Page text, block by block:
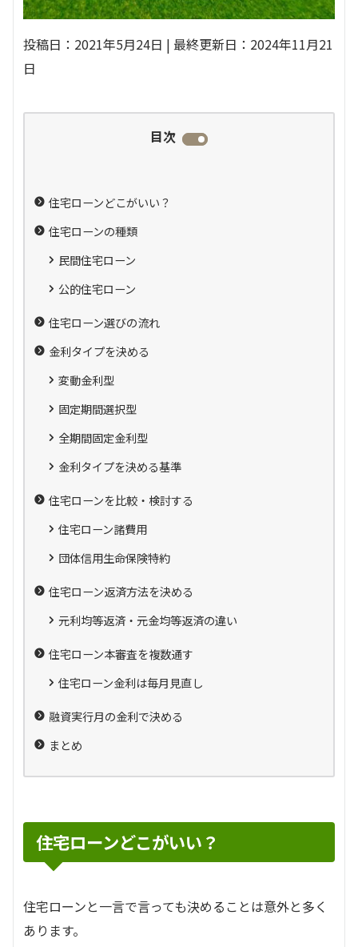
投稿日：2021年5月24日 | 最終更新日：2024年11月21
日
目次
住宅ローンどこがいい？
住宅ローンの種類
民間住宅ローン
公的住宅ローン
住宅ローン選びの流れ
金利タイプを決める
変動金利型
固定期間選択型
全期間固定金利型
金利タイプを決める基準
住宅ローンを比較・検討する
住宅ローン諸費用
団体信用生命保険特約
住宅ローン返済方法を決める
元利均等返済・元金均等返済の違い
住宅ローン本審査を複数通す
住宅ローン金利は毎月見直し
融資実行月の金利で決める
まとめ
住宅ローンどこがいい？
住宅ローンと一言で言っても決めることは意外と多く
あります。